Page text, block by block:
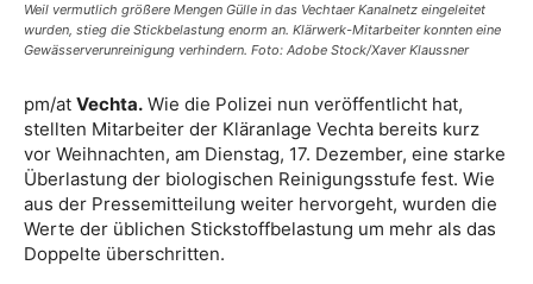
Weil vermutlich größere Mengen Gülle in das Vechtaer Kanalnetz eingeleitet
wurden, stieg die Stickbelastung enorm an. Klärwerk-Mitarbeiter konnten eine
Gewässerverunreinigung verhindern. Foto: Adobe Stock/Xaver Klaussner
pm/at Vechta. Wie die Polizei nun veröffentlicht hat,
stellten Mitarbeiter der Kläranlage Vechta bereits kurz
vor Weihnachten, am Dienstag, 17. Dezember, eine starke
Überlastung der biologischen Reinigungsstufe fest. Wie
aus der Pressemitteilung weiter hervorgeht, wurden die
Werte der üblichen Stickstoffbelastung um mehr als das
Doppelte überschritten.